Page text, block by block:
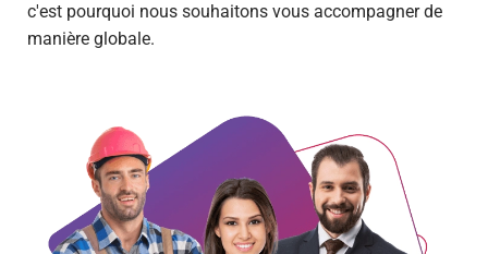
c'est pourquoi nous souhaitons vous accompagner de
manière globale.